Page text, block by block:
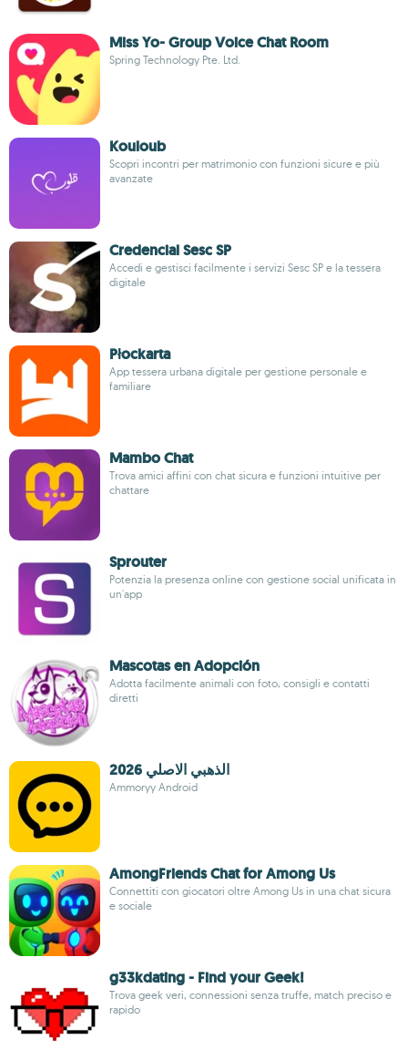
Miss Yo- Group Voice Chat Room
Spring Technology Pte. Ltd.
Kouloub
Scopri incontri per matrimonio con funzioni sicure e più
avanzate
Credencial Sesc SP
Accedi e gestisci facilmente i servizi Sesc SP e la tessera
digitale
Płockarta
App tessera urbana digitale per gestione personale e
familiare
Mambo Chat
Trova amici affini con chat sicura e funzioni intuitive per
chattare
Sprouter
Potenzia la presenza online con gestione social unificata in
un'app
Mascotas en Adopción
Adotta facilmente animali con foto, consigli e contatti
diretti
الذهبي الاصلي 2026
Ammoryy Android
AmongFriends Chat for Among Us
Connettiti con giocatori oltre Among Us in una chat sicura
e sociale
g33kdating - Find your Geek!
Trova geek veri, connessioni senza truffe, match preciso e
rapido